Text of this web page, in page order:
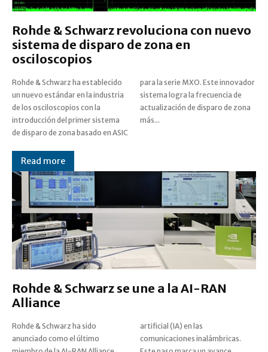
Rohde & Schwarz revoluciona con nuevo
sistema de disparo de zona en
osciloscopios
Rohde & Schwarz ha establecido
un nuevo estándar en la industria
de los osciloscopios con la
introducción del primer sistema
de disparo de zona basado en ASIC
para la serie MXO. Este innovador
sistema logra la frecuencia de
actualización de disparo de zona
más...
Read more
Rohde & Schwarz se une a la AI-RAN
Alliance
Rohde & Schwarz ha sido
anunciado como el último
artificial (IA) en las
comunicaciones inalámbricas.